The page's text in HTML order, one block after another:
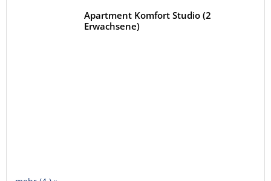
Apartment Komfort Studio (2
Erwachsene)